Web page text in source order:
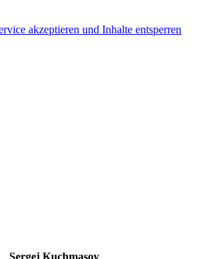
akzeptieren und Inhalte entsperren
Sergej Kuchmasov